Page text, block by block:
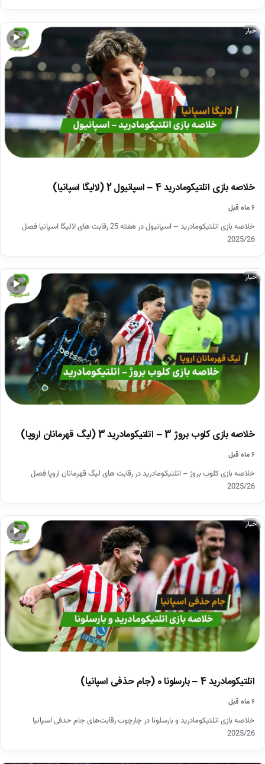
▶
اخبار
خلاصه بازی اتلتیکومادرید 4 – اسپانیول 2 (لالیگا اسپانیا)
۶ ماه قبل
خلاصه بازی اتلتیکومادرید – اسپانیول در هفته 25 رقابت های لالیگا اسپانیا فصل
2025/26
▶
اخبار
خلاصه بازی کلوب بروژ 3 – اتلتیکومادرید 3 (لیگ قهرمانان اروپا)
۶ ماه قبل
خلاصه بازی کلوب بروژ – اتلتیکومادرید در رقابت های لیگ قهرمانان اروپا فصل
2025/26
▶
اخبار
اتلتیکومادرید 4 – بارسلونا 0 (جام حذفی اسپانیا)
۶ ماه قبل
خلاصه بازی اتلتیکومادرید و بارسلونا در چارچوب رقابت‌های جام حذفی اسپانیا
2025/26